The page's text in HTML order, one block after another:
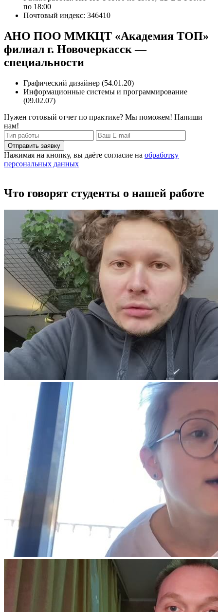
по 18:00
Почтовый индекс: 346410
АНО ПОО ММКЦТ «Академия ТОП»
филиал г. Новочеркасск —
специальности
Графический дизайнер (54.01.20)
Информационные системы и программирование
(09.02.07)
Нужен готовый отчет по практике? Мы поможем! Напиши
нам!
Отправить заявку
Нажимая на кнопку, вы даёте согласие на обработку
персональных данных
Что говорят студенты о нашей работе